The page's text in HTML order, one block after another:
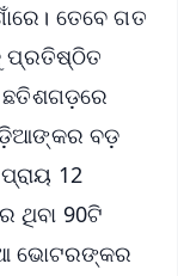
ତେବେ ଗତ
ପ୍ରତିଷ୍ଠିତ
ଛତିଶଗଡ଼ରେ
ବଡ଼
12
ଥିବା 90ଟି
ଭୋଟରଙ୍କର